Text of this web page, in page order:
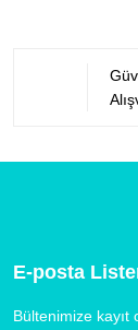
E-posta
Bültenimize